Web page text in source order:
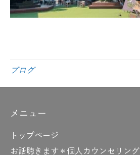
ブログ
メニュー
トップページ
お話聴きます＊個人カウンセリング